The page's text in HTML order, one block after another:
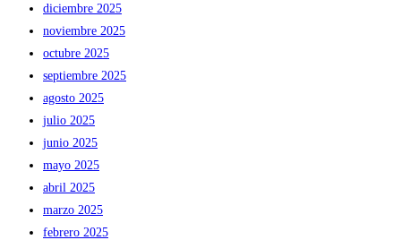
diciembre 2025
noviembre 2025
octubre 2025
septiembre 2025
agosto 2025
julio 2025
junio 2025
mayo 2025
abril 2025
marzo 2025
febrero 2025